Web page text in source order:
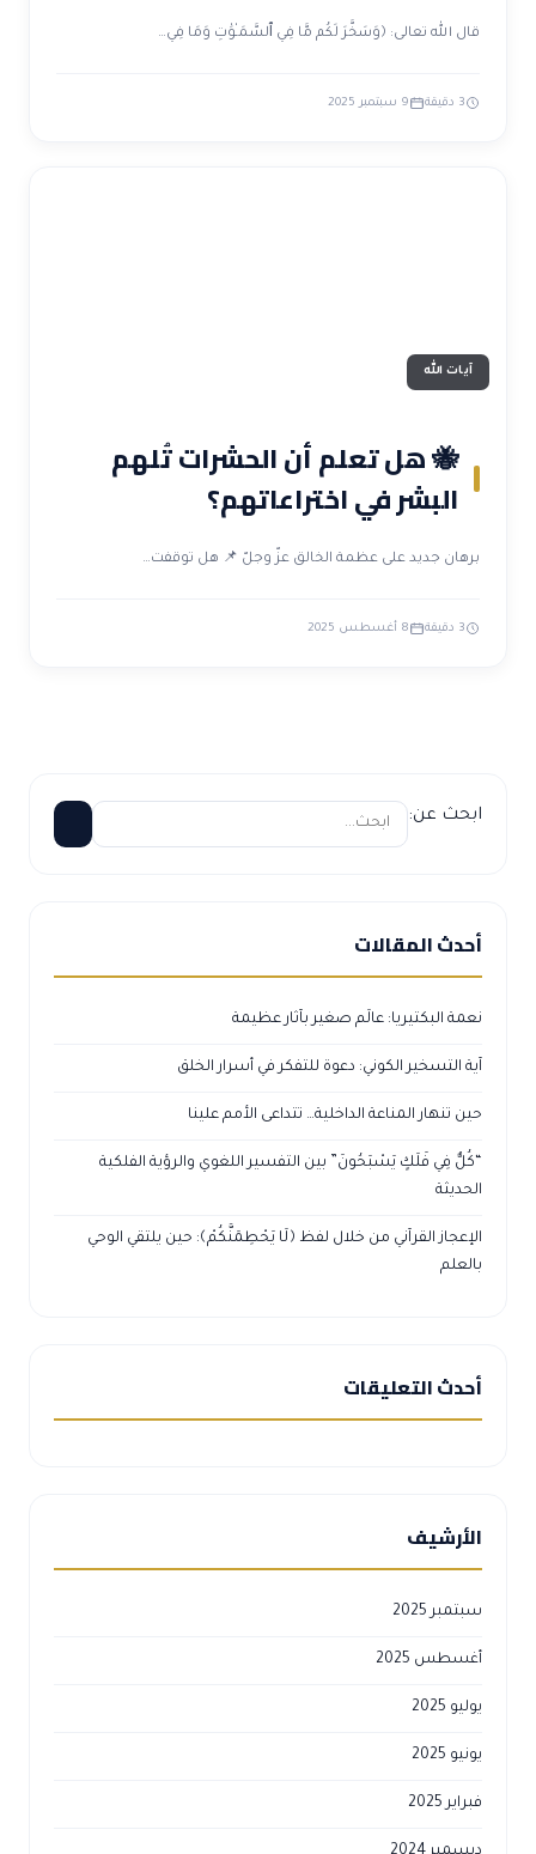
قال الله تعالى: ﴿وَسَخَّرَ لَكُم مَّا فِي ٱلسَّمَـٰوَٰتِ وَمَا فِي…
3 دقيقة 9 سبتمبر 2025
آيات الله
🐝 هل تعلم أن الحشرات تُلهم
البشر في اختراعاتهم؟
برهان جديد على عظمة الخالق عزّ وجلّ 📌 هل توقفت…
3 دقيقة 8 أغسطس 2025
ابحث عن:
أحدث المقالات
نعمة البكتيريا: عالَم صغير بآثار عظيمة
آية التسخير الكوني: دعوة للتفكر في أسرار الخلق
حين تنهار المناعة الداخلية… تتداعى الأمم علينا
“كُلٌّ فِي فَلَكٍ يَسْبَحُونَ” بين التفسير اللغوي والرؤية الفلكية
الحديثة
الإعجاز القرآني من خلال لفظ ﴿لَا يَحْطِمَنَّكُمْ﴾: حين يلتقي الوحي
بالعلم
أحدث التعليقات
الأرشيف
سبتمبر 2025
أغسطس 2025
يوليو 2025
يونيو 2025
فبراير 2025